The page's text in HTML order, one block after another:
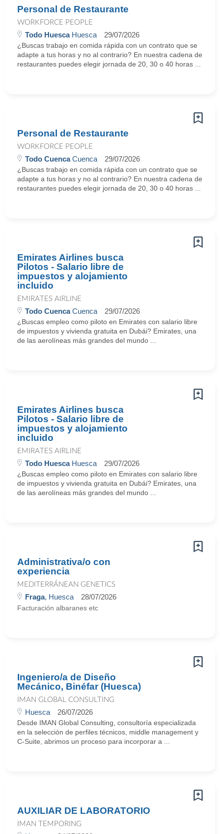
Personal de Restaurante
WORKFORCE PEOPLE
Todo HuescaHuesca 29/07/2026
¿Buscas trabajo en comida rápida con un contrato que se
adapte a tus horas y no al contrario? En nuestra cadena de
restaurantes puedes elegir jornada de 20, 30 o 40 horas ...
Personal de Restaurante
WORKFORCE PEOPLE
Todo CuencaCuenca 29/07/2026
¿Buscas trabajo en comida rápida con un contrato que se
adapte a tus horas y no al contrario? En nuestra cadena de
restaurantes puedes elegir jornada de 20, 30 o 40 horas ...
Emirates Airlines busca
Pilotos - Salario libre de
impuestos y alojamiento
incluido
EMIRATES AIRLINE
Todo CuencaCuenca 29/07/2026
¿Buscas empleo como piloto en Emirates con salario libre
de impuestos y vivienda gratuita en Dubái? Emirates, una
de las aerolíneas más grandes del mundo ...
Emirates Airlines busca
Pilotos - Salario libre de
impuestos y alojamiento
incluido
EMIRATES AIRLINE
Todo HuescaHuesca 29/07/2026
¿Buscas empleo como piloto en Emirates con salario libre
de impuestos y vivienda gratuita en Dubái? Emirates, una
de las aerolíneas más grandes del mundo ...
Administrativa/o con
experiencia
MEDITERRÁNEAN GENETICS
Fraga, Huesca 28/07/2026
Facturación albaranes etc
Ingeniero/a de Diseño
Mecánico, Binéfar (Huesca)
IMAN GLOBAL CONSULTING
Huesca 26/07/2026
Desde IMAN Global Consulting, consultoría especializada
en la selección de perfiles técnicos, middle management y
C-Suite, abrimos un proceso para incorporar a ...
AUXILIAR DE LABORATORIO
IMAN TEMPORING